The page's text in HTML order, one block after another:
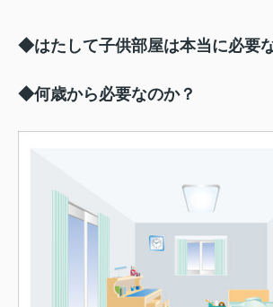
◆はたして子供部屋は本当に必要
◆何歳から必要なのか？